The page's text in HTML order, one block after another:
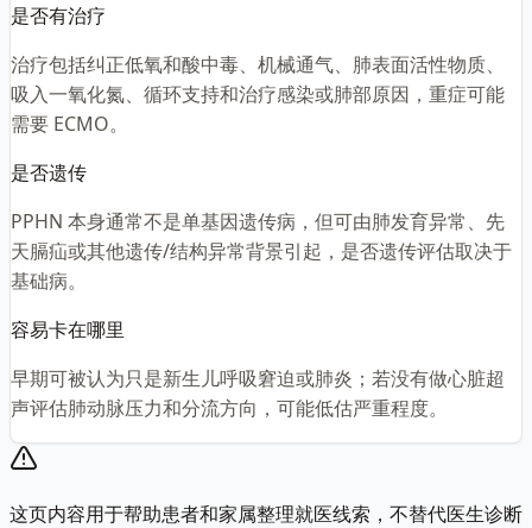
是否有治疗
治疗包括纠正低氧和酸中毒、机械通气、肺表面活性物质、
吸入一氧化氮、循环支持和治疗感染或肺部原因，重症可能
需要 ECMO。
是否遗传
PPHN 本身通常不是单基因遗传病，但可由肺发育异常、先
天膈疝或其他遗传/结构异常背景引起，是否遗传评估取决于
基础病。
容易卡在哪里
早期可被认为只是新生儿呼吸窘迫或肺炎；若没有做心脏超
声评估肺动脉压力和分流方向，可能低估严重程度。
这页内容用于帮助患者和家属整理就医线索，不替代医生诊断